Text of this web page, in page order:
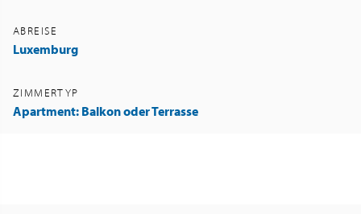
ABREISE
Luxemburg
ZIMMERTYP
Apartment: Balkon oder Terrasse